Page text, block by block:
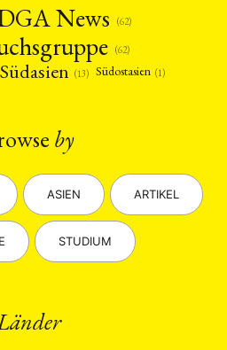
News (62)
(62)
(13) Südostasien (1)
by
ASIEN ARTIKEL
STUDIUM